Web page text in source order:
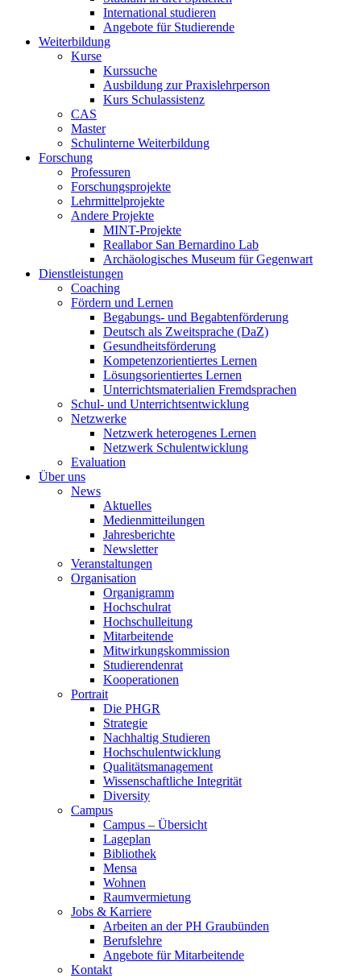
International studieren
Angebote für Studierende
Weiterbildung
Kurse
Kurssuche
Ausbildung zur Praxislehrperson
Kurs Schulassistenz
CAS
Master
Schulinterne Weiterbildung
Forschung
Professuren
Forschungsprojekte
Lehrmittelprojekte
Andere Projekte
MINT-Projekte
Reallabor San Bernardino Lab
Archäologisches Museum für Gegenwart
Dienstleistungen
Coaching
Fördern und Lernen
Begabungs- und Begabtenförderung
Deutsch als Zweitsprache (DaZ)
Gesundheitsförderung
Kompetenzorientiertes Lernen
Lösungsorientiertes Lernen
Unterrichtsmaterialien Fremdsprachen
Schul- und Unterrichtsentwicklung
Netzwerke
Netzwerk heterogenes Lernen
Netzwerk Schulentwicklung
Evaluation
Über uns
News
Aktuelles
Medienmitteilungen
Jahresberichte
Newsletter
Veranstaltungen
Organisation
Organigramm
Hochschulrat
Hochschulleitung
Mitarbeitende
Mitwirkungskommission
Studierendenrat
Kooperationen
Portrait
Die PHGR
Strategie
Nachhaltig Studieren
Hochschulentwicklung
Qualitätsmanagement
Wissenschaftliche Integrität
Diversity
Campus
Campus – Übersicht
Lageplan
Bibliothek
Mensa
Wohnen
Raumvermietung
Jobs & Karriere
Arbeiten an der PH Graubünden
Berufslehre
Angebote für Mitarbeitende
Kontakt